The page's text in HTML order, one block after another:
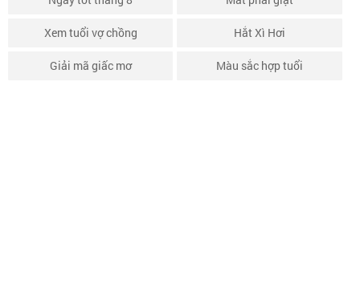
Xem tuổi vợ chồng Hắt Xì Hơi
Giải mã giấc mơ Màu sắc hợp tuổi